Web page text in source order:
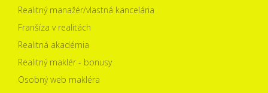
Realitný manažér/vlastná kancelária
Franšíza v realitách
Realitná akadémia
Realitný maklér - bonusy
Osobný web makléra